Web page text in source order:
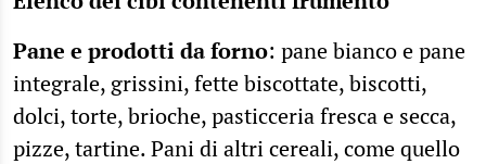
Pane e prodotti da forno: pane bianco e pane
integrale, grissini, fette biscottate, biscotti,
dolci, torte, brioche, pasticceria fresca e secca,
pizze, tartine. Pani di altri cereali, come quello